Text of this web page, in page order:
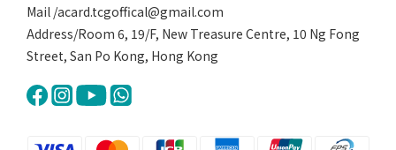
Mail /acard.tcgoffical@gmail.com
Address/Room 6, 19/F, New Treasure Centre, 10 Ng Fong
Street, San Po Kong, Hong Kong